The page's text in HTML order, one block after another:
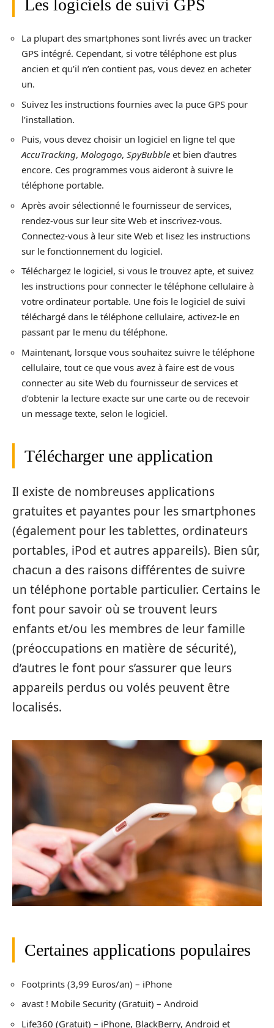
Les logiciels de suivi GPS
La plupart des smartphones sont livrés avec un tracker
GPS intégré. Cependant, si votre téléphone est plus
ancien et qu’il n’en contient pas, vous devez en acheter
un.
Suivez les instructions fournies avec la puce GPS pour
l’installation.
Puis, vous devez choisir un logiciel en ligne tel que
AccuTracking, Mologogo, SpyBubble et bien d’autres
encore. Ces programmes vous aideront à suivre le
téléphone portable.
Après avoir sélectionné le fournisseur de services,
rendez-vous sur leur site Web et inscrivez-vous.
Connectez-vous à leur site Web et lisez les instructions
sur le fonctionnement du logiciel.
Téléchargez le logiciel, si vous le trouvez apte, et suivez
les instructions pour connecter le téléphone cellulaire à
votre ordinateur portable. Une fois le logiciel de suivi
téléchargé dans le téléphone cellulaire, activez-le en
passant par le menu du téléphone.
Maintenant, lorsque vous souhaitez suivre le téléphone
cellulaire, tout ce que vous avez à faire est de vous
connecter au site Web du fournisseur de services et
d’obtenir la lecture exacte sur une carte ou de recevoir
un message texte, selon le logiciel.
Télécharger une application
Il existe de nombreuses applications
gratuites et payantes pour les smartphones
(également pour les tablettes, ordinateurs
portables, iPod et autres appareils). Bien sûr,
chacun a des raisons différentes de suivre
un téléphone portable particulier. Certains le
font pour savoir où se trouvent leurs
enfants et/ou les membres de leur famille
(préoccupations en matière de sécurité),
d’autres le font pour s’assurer que leurs
appareils perdus ou volés peuvent être
localisés.
Certaines applications populaires
Footprints (3,99 Euros/an) – iPhone
avast ! Mobile Security (Gratuit) – Android
Life360 (Gratuit) – iPhone, BlackBerry, Android et